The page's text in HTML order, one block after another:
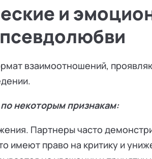
и
взаимоотношений,
некоторым признакам:
Партнеры часто
имеют право на критику и